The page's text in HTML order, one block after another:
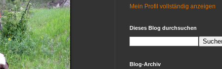
Mein Profil vollständig anzeigen
Dieses Blog durchsuchen
Blog-Archiv